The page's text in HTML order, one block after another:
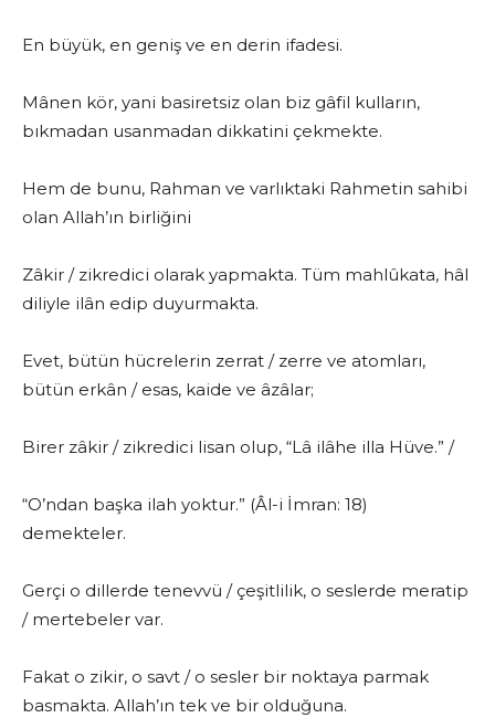
En büyük, en geniş ve en derin ifadesi.
Mânen kör, yani basiretsiz olan biz gâfil kulların,
bıkmadan usanmadan dikkatini çekmekte.
Hem de bunu, Rahman ve varlıktaki Rahmetin sahibi
olan Allah’ın birliğini
Zâkir / zikredici olarak yapmakta. Tüm mahlûkata, hâl
diliyle ilân edip duyurmakta.
Evet, bütün hücrelerin zerrat / zerre ve atomları,
bütün erkân / esas, kaide ve âzâlar;
Birer zâkir / zikredici lisan olup, “Lâ ilâhe illa Hüve.” /
“O’ndan başka ilah yoktur.” (Âl-i İmran: 18)
demekteler.
Gerçi o dillerde tenevvü / çeşitlilik, o seslerde meratip
/ mertebeler var.
Fakat o zikir, o savt / o sesler bir noktaya parmak
basmakta. Allah’ın tek ve bir olduğuna.